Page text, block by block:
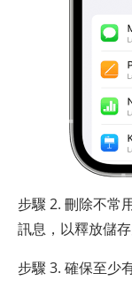
步驟 2. 刪除不常
訊息，以釋放儲存
步驟 3. 確保至少